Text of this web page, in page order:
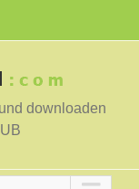
downloaden